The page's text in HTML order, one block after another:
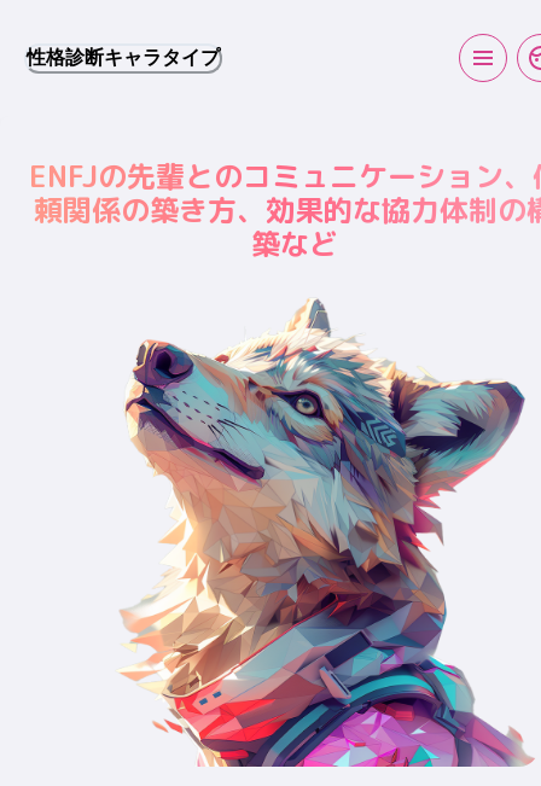
性格診断キャラタイプ
ENFJの先輩とのコミュニケーション、
頼関係の築き方、効果的な協力体制の
築など